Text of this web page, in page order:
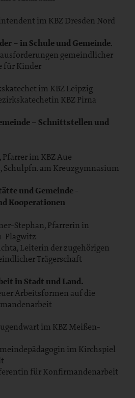
im KBZ Dresden Nord
– in Schule und Gemeinde.
gemeindlicher
für Kinder
im KBZ Leipzig
KBZ Pirna
– Schnittstellen und
im KBZ Aue
Schulpfn. am Kreuzgymnasium
und Gemeinde -
Kooperationen
Stephan, Pfarrerin in
Plagwitz
Leiterin der zugehörigen
Trägerschaft
in Stadt und Land.
Arbeitsformen auf die
im KBZ Meißen-
im Kirchspiel
für Konfirmandenarbeit